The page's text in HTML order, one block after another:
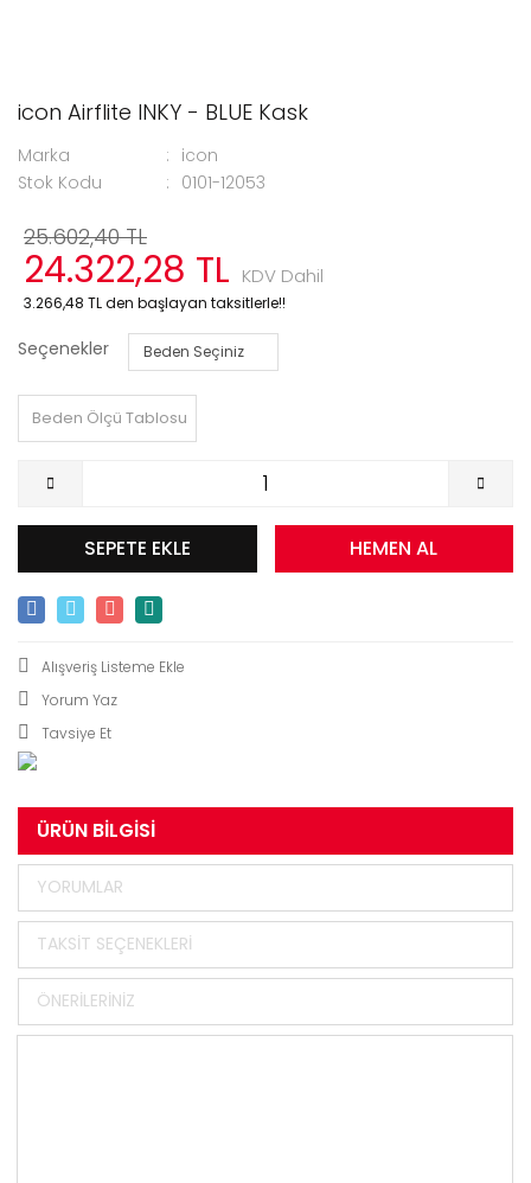
icon Airflite INKY - BLUE Kask
Marka
icon
Stok Kodu
0101-12053
25.602,40 TL
24.322,28 TL KDV Dahil
3.266,48 TL den başlayan taksitlerle!!
Seçenekler
Beden Ölçü Tablosu
SEPETE EKLE HEMEN AL
Yorum Yaz
Tavsiye Et
ÜRÜN BILGISI
YORUMLAR
TAKSIT SEÇENEKLERI
ÖNERILERINIZ